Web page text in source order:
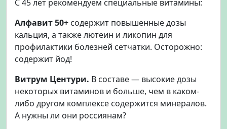
С 45 лет рекомендуем специальные витамины:
Алфавит 50+ содержит повышенные дозы
кальция, а также лютеин и ликопин для
профилактики болезней сетчатки. Осторожно:
содержит йод!
Витрум Центури. В составе — высокие дозы
некоторых витаминов и больше, чем в каком-
либо другом комплексе содержится минералов.
А нужны ли они россиянам?